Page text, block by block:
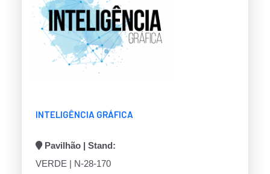
INTELIGÊNCIA GRÁFICA
Pavilhão | Stand:
VERDE | N-28-170